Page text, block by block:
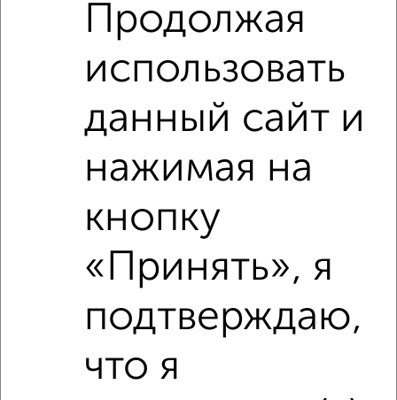
Сравнение средних цен
1‑комнатные квартиры с похожей площадью ±10%
3 300 000 ₽
Продолжая
использовать
данный сайт и
нажимая на
кнопку
«Принять», я
подтверждаю,
что я